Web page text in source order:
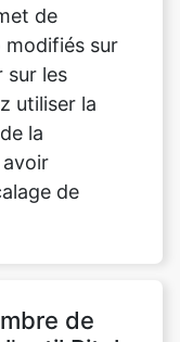
utiliser la
la
de
de
de fois